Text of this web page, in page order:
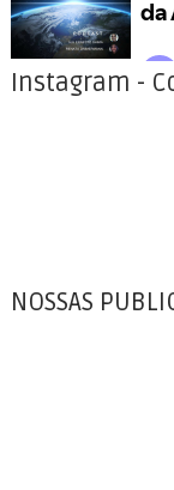
Instagram -
NOSSAS